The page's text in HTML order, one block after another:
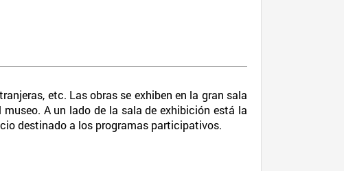
etc. Las obras se exhiben en la gran sala
A un lado de la sala de exhibición está la
destinado a los programas participativos.